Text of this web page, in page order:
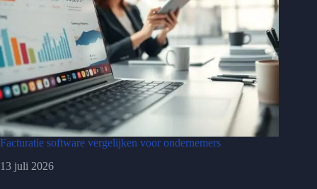
Facturatie software vergelijken voor ondernemers
13 juli 2026